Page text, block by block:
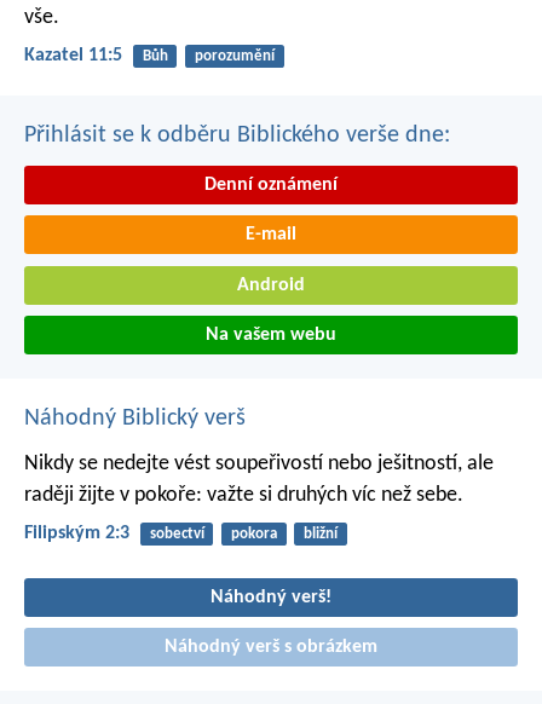
vše.
Kazatel 11:5 Bůh porozumění
Přihlásit se k odběru Biblického verše dne:
Denní oznámení
E-mail
Android
Na vašem webu
Náhodný Biblický verš
Nikdy se nedejte vést soupeřivostí nebo ješitností, ale
raději žijte v pokoře: važte si druhých víc než sebe.
Filipským 2:3 sobectví pokora bližní
Náhodný verš!
Náhodný verš s obrázkem